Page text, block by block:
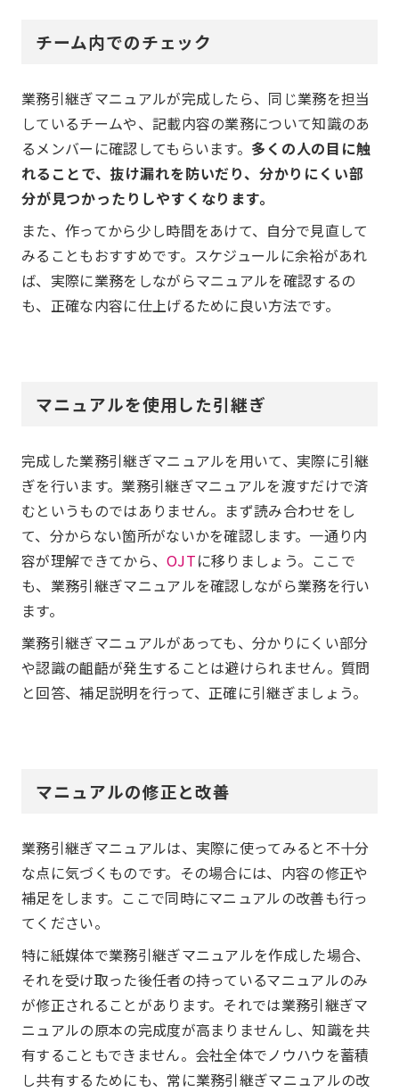
チーム内でのチェック
業務引継ぎマニュアルが完成したら、同じ業務を担当
しているチームや、記載内容の業務について知識のあ
るメンバーに確認してもらいます。 多くの人の目に触
れることで、抜け漏れを防いだり、分かりにくい部
分が見つかったりしやすくなります。
また、作ってから少し時間をあけて、自分で見直して
みることもおすすめです。スケジュールに余裕があれ
ば、実際に業務をしながらマニュアルを確認するの
も、正確な内容に仕上げるために良い方法です。
マニュアルを使用した引継ぎ
完成した業務引継ぎマニュアルを用いて、実際に引継
ぎを行います。業務引継ぎマニュアルを渡すだけで済
むというものではありません。まず読み合わせをし
て、分からない箇所がないかを確認します。一通り内
容が理解できてから、OJTに移りましょう。ここで
も、業務引継ぎマニュアルを確認しながら業務を行い
ます。
業務引継ぎマニュアルがあっても、分かりにくい部分
や認識の齟齬が発生することは避けられません。質問
と回答、補足説明を行って、正確に引継ぎましょう。
マニュアルの修正と改善
業務引継ぎマニュアルは、実際に使ってみると不十分
な点に気づくものです。その場合には、内容の修正や
補足をします。ここで同時にマニュアルの改善も行っ
てください。
特に紙媒体で業務引継ぎマニュアルを作成した場合、
それを受け取った後任者の持っているマニュアルのみ
が修正されることがあります。それでは業務引継ぎマ
ニュアルの原本の完成度が高まりませんし、知識を共
有することもできません。会社全体でノウハウを蓄積
し共有するためにも、常に業務引継ぎマニュアルの改